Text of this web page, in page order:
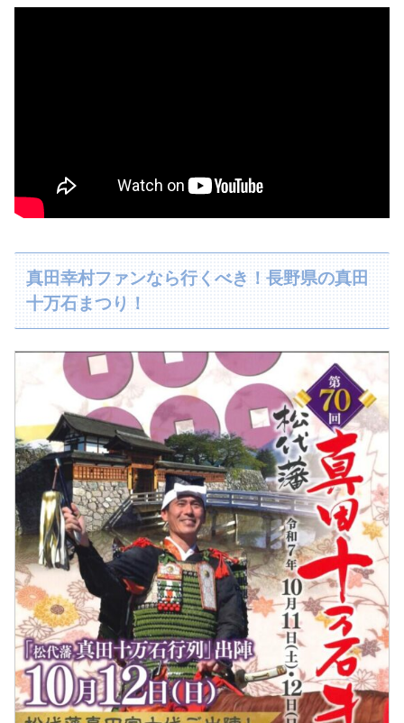
真田幸村ファンなら行くべき！長野県の真田
十万石まつり！